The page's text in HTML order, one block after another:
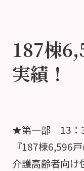
187棟
実績！
★第一部 13：
『187棟6,596
介護高齢者向